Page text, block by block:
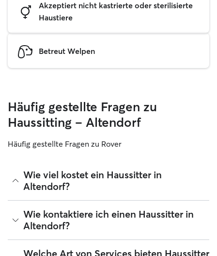
Akzeptiert nicht kastrierte oder sterilisierte
Haustiere
Betreut Welpen
Häufig gestellte Fragen zu
Haussitting – Altendorf
Häufig gestellte Fragen zu Rover
Wie viel kostet ein Haussitter in
Altendorf?
Haussitter können ihre Preise bei Rover frei festlegen. Die
durchschnittlichen Kosten für einen Rover-Haussitter in
Altendorf betragen seit August 2026 etwa 25 pro Nacht,
einschließlich der Servicegebühren von Rover. Der Preis
Wie kontaktiere ich einen Haussitter in
Altendorf?
Wenn du zum ersten Mal nach einem Haussitter in Altendorf
Welche Art von Services bieten Haussitter